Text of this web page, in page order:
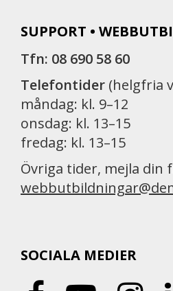
SUPPORT •
Tfn: 08 690 58 60
Telefontider (helgfria
måndag: kl. 9–12
onsdag: kl. 13–15
fredag: kl. 13–15
Övriga tider, mejla din
SOCIALA MEDIER